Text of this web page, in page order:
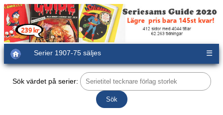
Serier 1907-75 säljes ☰
Sök värdet på serier: